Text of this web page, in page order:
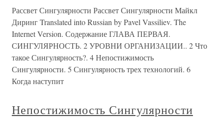
Рассвет Сингулярности Рассвет Сингулярности Майкл
Диринг Translated into Russian by Pavel Vassiliev. The
Internet Version. Содержание ГЛАВА ПЕРВАЯ.
СИНГУЛЯРНОСТЬ. 2 УРОВНИ ОРГАНИЗАЦИИ.. 2 Что
такое Сингулярность?. 4 Непостижимость
Сингулярности. 5 Сингулярность трех технологий. 6
Когда наступит
Непостижимость Сингулярности